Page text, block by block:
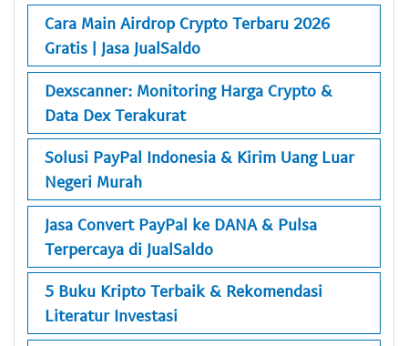
Cara Main Airdrop Crypto Terbaru 2026
Gratis | Jasa JualSaldo
Dexscanner: Monitoring Harga Crypto &
Data Dex Terakurat
Solusi PayPal Indonesia & Kirim Uang Luar
Negeri Murah
Jasa Convert PayPal ke DANA & Pulsa
Terpercaya di JualSaldo
5 Buku Kripto Terbaik & Rekomendasi
Literatur Investasi